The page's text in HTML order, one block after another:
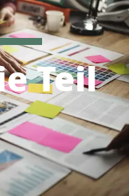
Teil